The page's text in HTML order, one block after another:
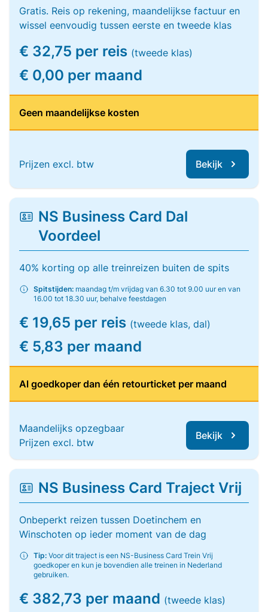
Gratis. Reis op rekening, maandelijkse factuur en
wissel eenvoudig tussen eerste en tweede klas
€ 32,75 per reis (tweede klas)
€ 0,00 per maand
Geen maandelijkse kosten
Prijzen excl. btw Bekijk
NS Business Card Dal
Voordeel
40% korting op alle treinreizen buiten de spits
Spitstijden: maandag t/m vrijdag van 6.30 tot 9.00 uur en van
16.00 tot 18.30 uur, behalve feestdagen
€ 19,65 per reis (tweede klas, dal)
€ 5,83 per maand
Al goedkoper dan één retourticket per maand
Maandelijks opzegbaar
Prijzen excl. btw
Bekijk
NS Business Card Traject Vrij
Onbeperkt reizen tussen Doetinchem en
Winschoten op ieder moment van de dag
Tip: Voor dit traject is een NS-Business Card Trein Vrij
goedkoper en kun je bovendien alle treinen in Nederland
gebruiken.
€ 382,73 per maand (tweede klas)